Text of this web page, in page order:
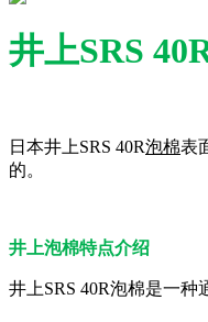
井上SRS
日本井上SRS 40R泡棉表
的。
井上泡棉特点介绍
井上SRS 40R泡棉是一